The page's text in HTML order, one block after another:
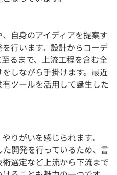
自身のアイディアを提案す
行います。設計からコーデ
るまで、上流工程を含む全
しながら手掛けます。最近
ツールを活用して誕生した
りがいを感じられます。
開発を行っているため、言
選定など上流から下流まで